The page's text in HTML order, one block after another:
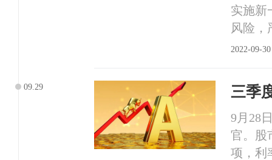
实施新
风险，
2022-09-
09.29 三季
9月28
官。股
项，利